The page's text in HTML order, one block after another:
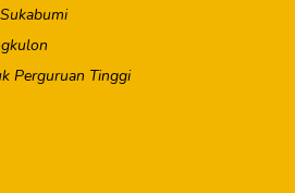
Perguruan Tinggi